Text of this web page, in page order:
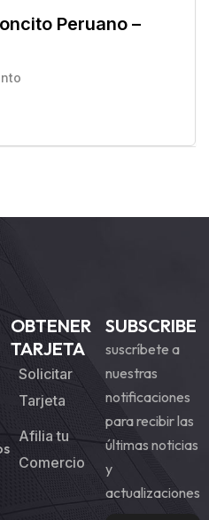
Peruano –
OBTENER
TARJETA
Solicitar
Tarjeta
Afilia tu
Comercio
SUBSCRIBE
suscríbete a
nuestras
notificaciones
para recibir las
últimas noticias
y
actualizaciones